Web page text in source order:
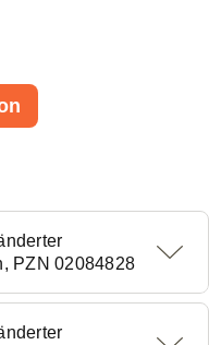
PZN 02084828